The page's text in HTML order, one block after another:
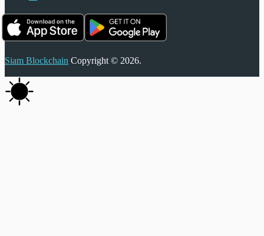
Siam Blockchain Copyright © 2026.